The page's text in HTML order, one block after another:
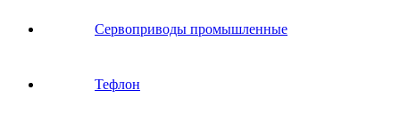
Сервоприводы промышленные
Тефлон